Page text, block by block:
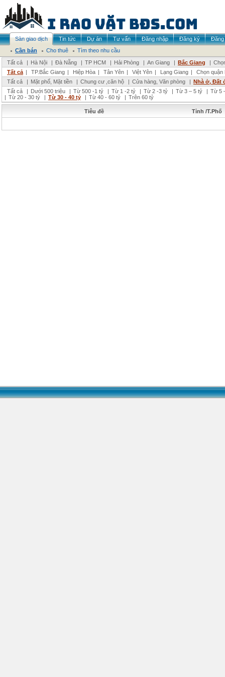
Sàn giao dịch Tin tức Dự án Tư vấn Đăng nhập Đăng ký
Đăng
Cần bán
Cho thuê
Tìm theo nhu cầu
Tất cả
| Hà Nội | Đà Nẵng | TP HCM | Hải Phòng | An Giang | Bắc Giang |
Tất cả | TP.Bắc Giang | Hiệp Hòa | Tân Yên | Việt Yên | Lạng Giang |
Chọn quận
Tất cả
| Mặt phố, Mặt tiền | Chung cư ,căn hộ | Cửa hàng, Văn phòng | Nhà ở, Đất
Tất cả
| Dưới 500 triệu | Từ 500 -1 tỷ | Từ 1 -2 tỷ | Từ 2 -3 tỷ | Từ 3 – 5 tỷ | Từ 5
| Từ 20 - 30 tỷ | Từ 30 - 40 tỷ | Từ 40 - 60 tỷ | Trên 60 tỷ
Tiêu đề Tỉnh /T.Phố